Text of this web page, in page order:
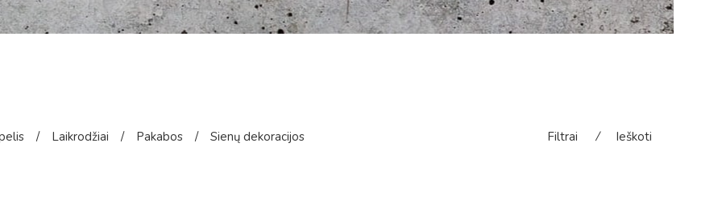
/ Laikrodžiai / Pakabos / Sienų dekoracijos Filtrai ⁄ Ieškoti